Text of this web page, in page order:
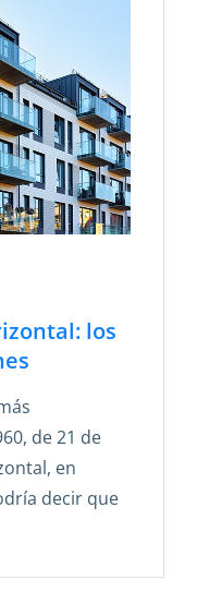
los
de 21 de
en
decir que